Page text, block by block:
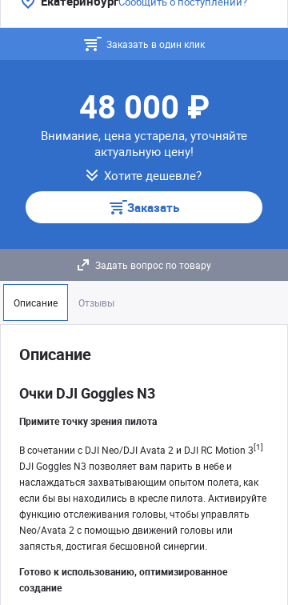
Заказать в один клик
48 000 ₽
Внимание, цена устарела, уточняйте
актуальную цену!
Хотите дешевле?
Заказать
Задать вопрос по товару
Описание Отзывы
Описание
Очки DJI Goggles N3
Примите точку зрения пилота
В сочетании с DJI Neo/DJI Avata 2 и DJI RC Motion 3[1]
DJI Goggles N3 позволяет вам парить в небе и
наслаждаться захватывающим опытом полета, как
если бы вы находились в кресле пилота. Активируйте
функцию отслеживания головы, чтобы управлять
Neo/Avata 2 с помощью движений головы или
запястья, достигая бесшовной синергии.
Готово к использованию, оптимизированное
создание